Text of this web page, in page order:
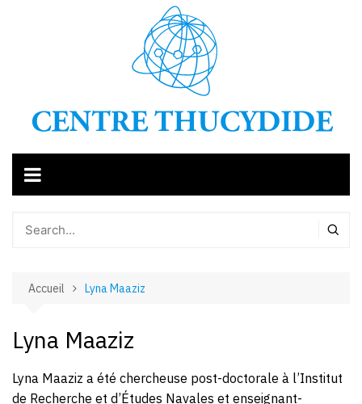
Accueil Lyna Maaziz
Lyna Maaziz
Lyna Maaziz a été chercheuse post-doctorale à l’Institut
de Recherche et d’Études Navales et enseignant-